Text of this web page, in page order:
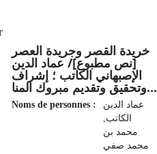
خريدة القصر وجريدة العصر‏
‏[نص مطبوع]/ عماد الدين
الإصبهاني الكاتب ؛ إشراف
وتحقيق وتقديم مبروك المنا...
Noms de personnes :
عماد الدين
الكاتب‏,
‏محمد بن
محمد صفي